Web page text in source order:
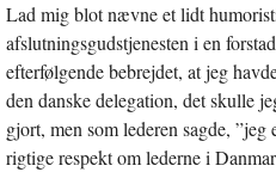
Lad mig blot nævne et lidt
afslutningsgudstjenesten i en
efterfølgende bebrejdet, at jeg
den danske delegation, det skulle
gjort, men som lederen sagde,
rigtige respekt om lederne i